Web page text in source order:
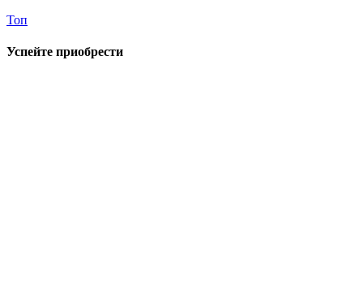
Топ
Успейте приобрести